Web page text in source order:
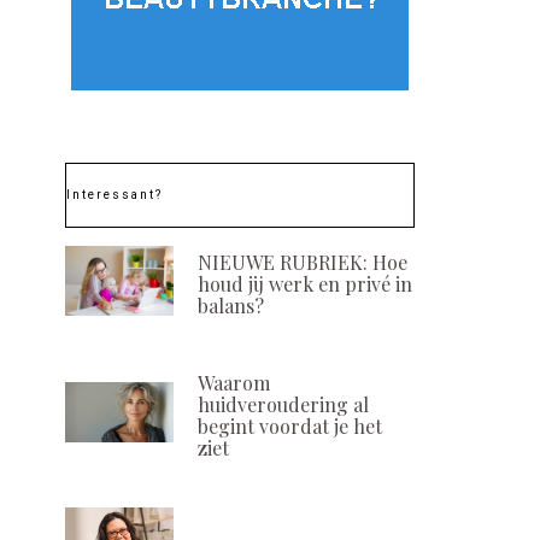
Vertrek directeur
ON
Interessant?
NIEUWE RUBRIEK: Hoe
houd jij werk en privé in
balans?
Waarom
huidveroudering al
begint voordat je het
ziet